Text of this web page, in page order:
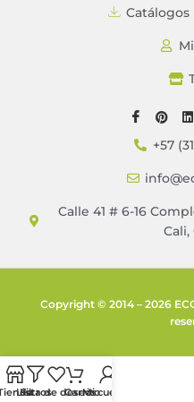
Catálogos
+57
Calle 41 # 6-16
Copyright © 2014 – 2026
Filtros
Lista de deseos
CarritoMi cuenta